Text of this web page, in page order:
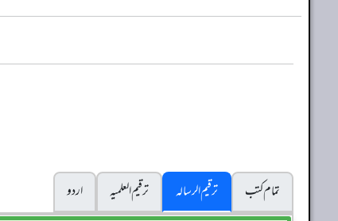
تمام کتب
ترقیم الرسالہ ترقیم العلمیہ
اردو